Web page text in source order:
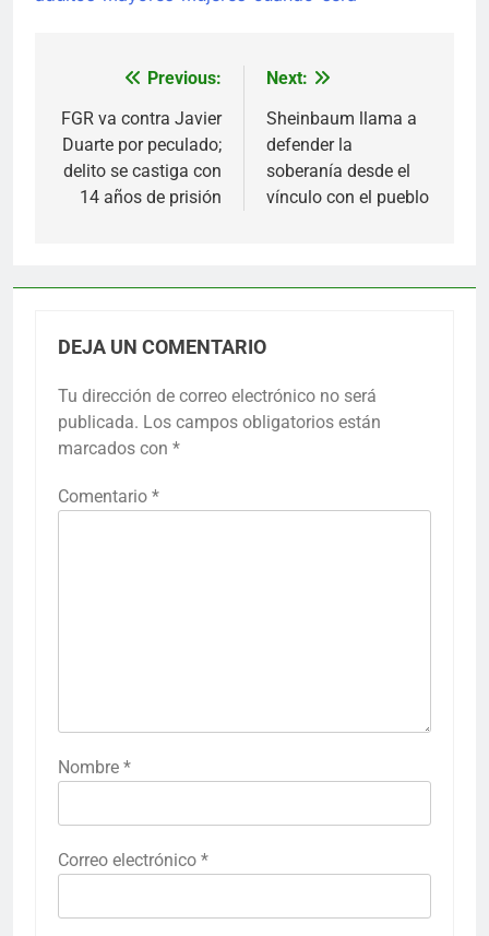
Navegación
de
entradas
Previous:
FGR va contra Javier
Duarte por peculado;
delito se castiga con
14 años de prisión
Next:
Sheinbaum llama a
defender la
soberanía desde el
vínculo con el pueblo
DEJA UN COMENTARIO
Tu dirección de correo electrónico no será
publicada. Los campos obligatorios están
marcados con *
Comentario *
Nombre *
Correo electrónico *